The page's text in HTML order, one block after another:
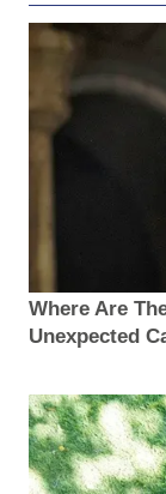
Where Are
Unexpected